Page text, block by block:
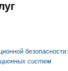
безопасности:
систем